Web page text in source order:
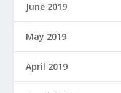
June 2019
May 2019
April 2019